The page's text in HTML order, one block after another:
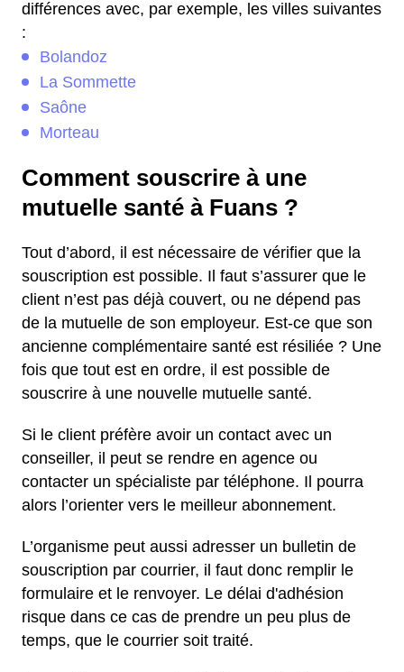
différences avec, par exemple, les villes suivantes
:
Bolandoz
La Sommette
Saône
Morteau
Comment souscrire à une
mutuelle santé à Fuans ?
Tout d’abord, il est nécessaire de vérifier que la
souscription est possible. Il faut s’assurer que le
client n’est pas déjà couvert, ou ne dépend pas
de la mutuelle de son employeur. Est-ce que son
ancienne complémentaire santé est résiliée ? Une
fois que tout est en ordre, il est possible de
souscrire à une nouvelle mutuelle santé.
Si le client préfère avoir un contact avec un
conseiller, il peut se rendre en agence ou
contacter un spécialiste par téléphone. Il pourra
alors l’orienter vers le meilleur abonnement.
L’organisme peut aussi adresser un bulletin de
souscription par courrier, il faut donc remplir le
formulaire et le renvoyer. Le délai d'adhésion
risque dans ce cas de prendre un peu plus de
temps, que le courrier soit traité.